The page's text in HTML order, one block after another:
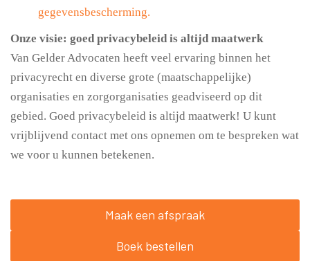
gegevensbescherming.
Onze visie: goed privacybeleid is altijd maatwerk
Van Gelder Advocaten heeft veel ervaring binnen het
privacyrecht en diverse grote (maatschappelijke)
organisaties en zorgorganisaties geadviseerd op dit
gebied. Goed privacybeleid is altijd maatwerk! U kunt
vrijblijvend contact met ons opnemen om te bespreken wat
we voor u kunnen betekenen.
Maak een afspraak
Boek bestellen